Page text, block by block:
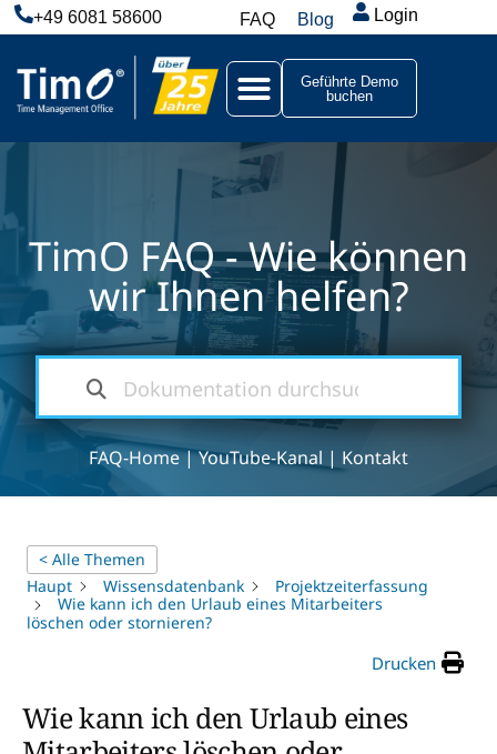
+49 6081 58600 FAQ Blog Login
Geführte Demo
buchen
TimO FAQ - Wie können
wir Ihnen helfen?
FAQ-Home|YouTube-Kanal | Kontakt
< Alle Themen
Haupt
Wissensdatenbank
Projektzeiterfassung
Wie kann ich den Urlaub eines Mitarbeiters
löschen oder stornieren?
Drucken
Wie kann ich den Urlaub eines